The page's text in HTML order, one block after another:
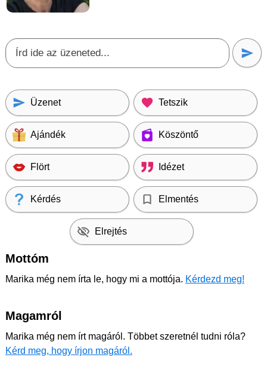
Üzenet Tetszik
Ajándék Köszöntő
Flört Idézet
Kérdés Elmentés
Elrejtés
Mottóm
Marika még nem írta le, hogy mi a mottója. Kérdezd meg!
Magamról
Marika még nem írt magáról. Többet szeretnél tudni róla?
Kérd meg, hogy írjon magáról.